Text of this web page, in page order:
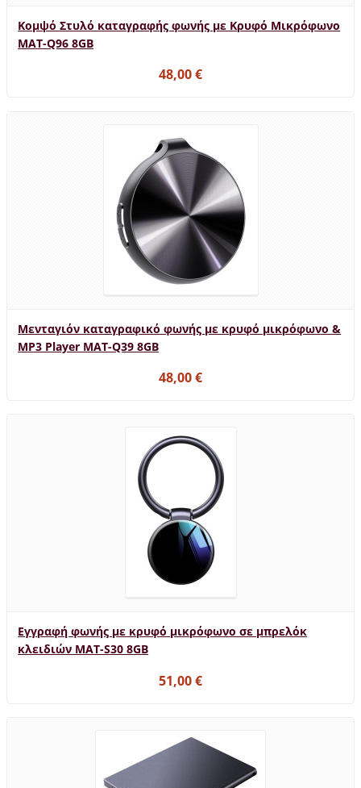
Κομψό Στυλό καταγραφής φωνής με Κρυφό Μικρόφωνο
MAT-Q96 8GB
48,00 €
Μενταγιόν καταγραφικό φωνής με κρυφό μικρόφωνο &
MP3 Player MAT-Q39 8GB
48,00 €
Εγγραφή φωνής με κρυφό μικρόφωνο σε μπρελόκ
κλειδιών MAT-S30 8GB
51,00 €